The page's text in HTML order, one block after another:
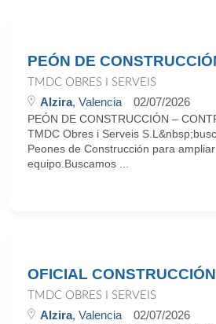
PEÓN DE
TMDC OBRES I SERVEIS
Alzira, Valencia 02/07/2026
PEÓN DE CONSTRUCCIÓN –
TMDC Obres i Serveis
Peones de Construcción para
equipo.Buscamos ...
OFICIAL CONSTRUCCIÓN
TMDC OBRES I SERVEIS
Alzira, Valencia 02/07/2026